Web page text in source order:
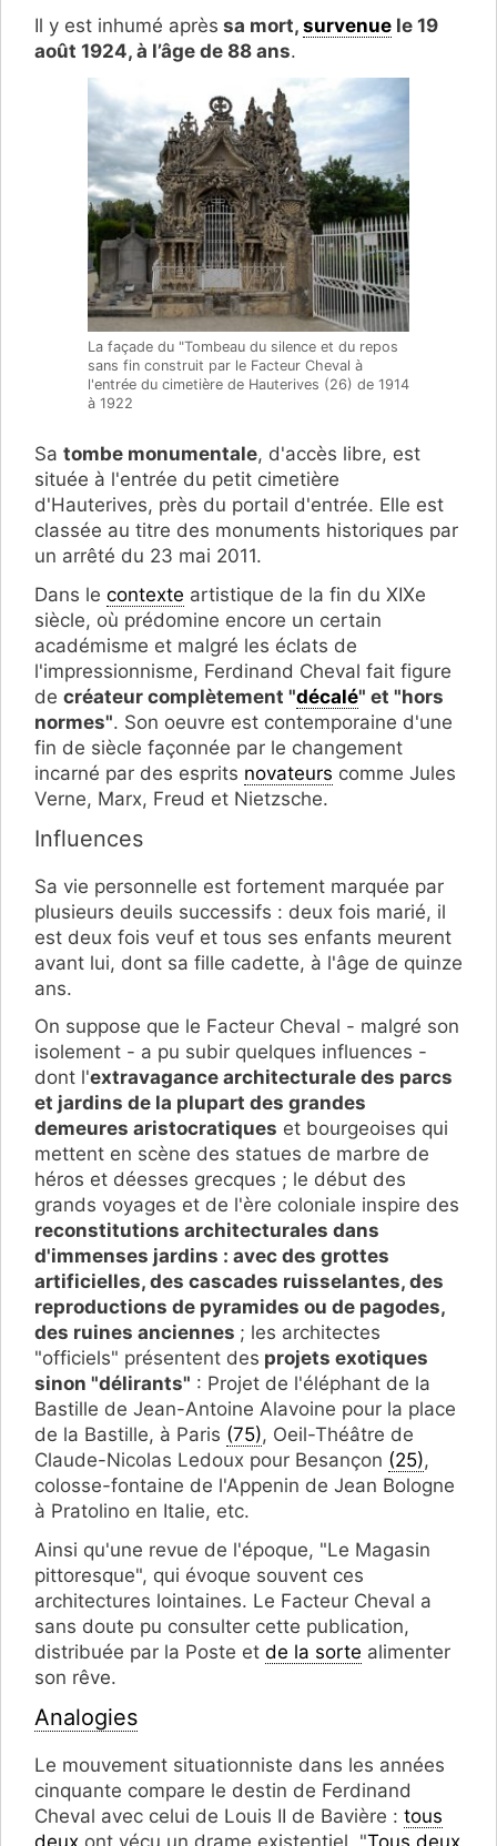
Il y est inhumé après sa mort, survenue le 19
août 1924, à l’âge de 88 ans.
La façade du "Tombeau du silence et du repos
sans fin construit par le Facteur Cheval à
l'entrée du cimetière de Hauterives (26) de 1914
à 1922
Sa tombe monumentale, d'accès libre, est
située à l'entrée du petit cimetière
d'Hauterives, près du portail d'entrée. Elle est
classée au titre des monuments historiques par
un arrêté du 23 mai 2011.
Dans le contexte artistique de la fin du XIXe
siècle, où prédomine encore un certain
académisme et malgré les éclats de
l'impressionnisme, Ferdinand Cheval fait figure
de créateur complètement "décalé" et "hors
normes". Son oeuvre est contemporaine d'une
fin de siècle façonnée par le changement
incarné par des esprits novateurs comme Jules
Verne, Marx, Freud et Nietzsche.
Influences
Sa vie personnelle est fortement marquée par
plusieurs deuils successifs : deux fois marié, il
est deux fois veuf et tous ses enfants meurent
avant lui, dont sa fille cadette, à l'âge de quinze
ans.
On suppose que le Facteur Cheval - malgré son
isolement - a pu subir quelques influences -
dont l'extravagance architecturale des parcs
et jardins de la plupart des grandes
demeures aristocratiques et bourgeoises qui
mettent en scène des statues de marbre de
héros et déesses grecques ; le début des
grands voyages et de l'ère coloniale inspire des
reconstitutions architecturales dans
d'immenses jardins : avec des grottes
artificielles, des cascades ruisselantes, des
reproductions de pyramides ou de pagodes,
des ruines anciennes ; les architectes
"officiels" présentent des projets exotiques
sinon "délirants" : Projet de l'éléphant de la
Bastille de Jean-Antoine Alavoine pour la place
de la Bastille, à Paris (75), Oeil-Théâtre de
Claude-Nicolas Ledoux pour Besançon (25),
colosse-fontaine de l'Appenin de Jean Bologne
à Pratolino en Italie, etc.
Ainsi qu'une revue de l'époque, "Le Magasin
pittoresque", qui évoque souvent ces
architectures lointaines. Le Facteur Cheval a
sans doute pu consulter cette publication,
distribuée par la Poste et de la sorte alimenter
son rêve.
Analogies
Le mouvement situationniste dans les années
cinquante compare le destin de Ferdinand
Cheval avec celui de Louis II de Bavière : tous